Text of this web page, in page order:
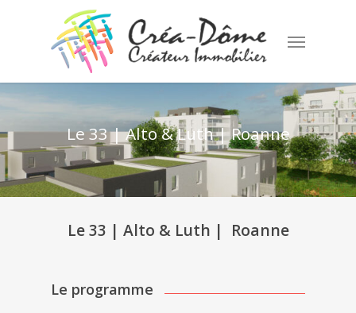
Menu
Le 33 | Alto & Luth | Roanne
Le 33 | Alto & Luth | Roanne
Le programme